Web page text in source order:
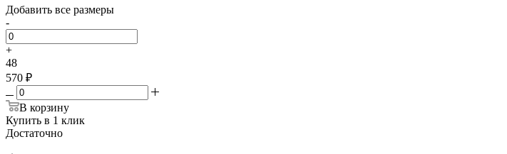
Добавить все размеры
-
+
48
570 ₽
В корзину
Купить в 1 клик
Достаточно